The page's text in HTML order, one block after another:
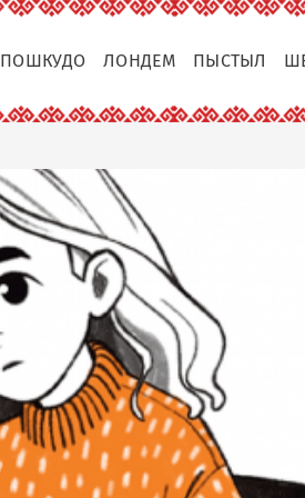
ПОШКУДО ЛОНДЕМ ПЫСТЫЛ